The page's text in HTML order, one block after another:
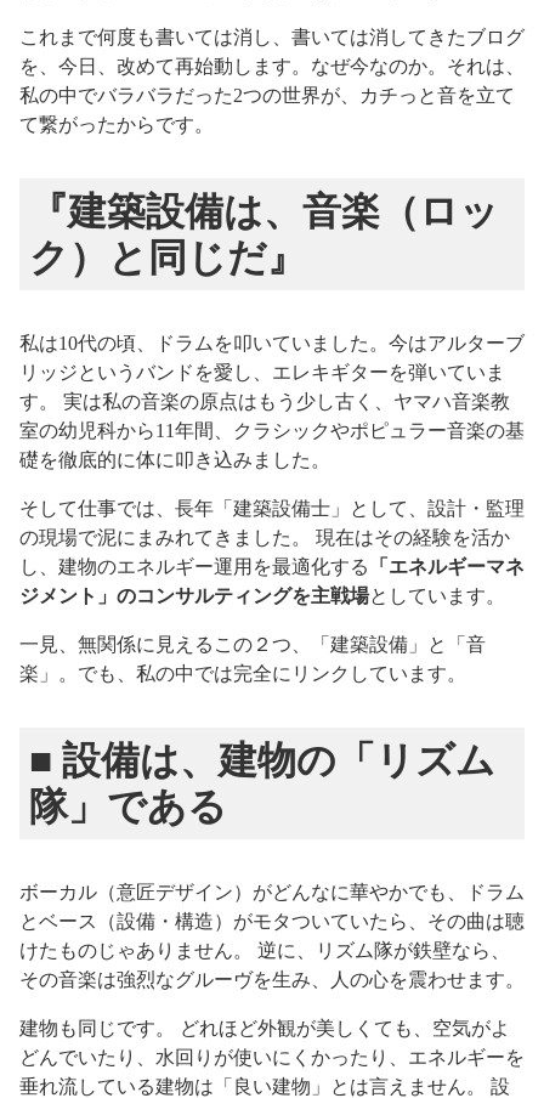
これまで何度も書いては消し、書いては消してきたブログ
を、今日、改めて再始動します。なぜ今なのか。それは、
私の中でバラバラだった2つの世界が、カチっと音を立て
て繋がったからです。
『建築設備は、音楽（ロッ
ク）と同じだ』
私は10代の頃、ドラムを叩いていました。今はアルターブ
リッジというバンドを愛し、エレキギターを弾いていま
す。 実は私の音楽の原点はもう少し古く、ヤマハ音楽教
室の幼児科から11年間、クラシックやポピュラー音楽の基
礎を徹底的に体に叩き込みました。
そして仕事では、長年「建築設備士」として、設計・監理
の現場で泥にまみれてきました。 現在はその経験を活か
し、建物のエネルギー運用を最適化する
「エネルギーマネ
ジメント」のコンサルティングを主戦場としています。
一見、無関係に見えるこの２つ、「建築設備」と「音
楽」。でも、私の中では完全にリンクしています。
■ 設備は、建物の「リズム
隊」である
ボーカル（意匠デザイン）がどんなに華やかでも、ドラム
とベース（設備・構造）がモタついていたら、その曲は聴
けたものじゃありません。 逆に、リズム隊が鉄壁なら、
その音楽は強烈なグルーヴを生み、人の心を震わせます。
建物も同じです。 どれほど外観が美しくても、空気がよ
どんでいたり、水回りが使いにくかったり、エネルギーを
垂れ流している建物は「良い建物」とは言えません。 設